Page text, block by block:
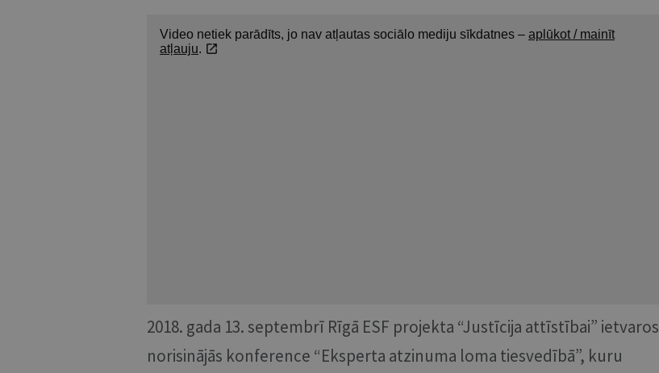
2018. gada 13. septembrī Rīgā ESF projekta “Justīcija attīstībai” ietvaros
norisinājās konference “Eksperta atzinuma loma tiesvedībā”, kuru